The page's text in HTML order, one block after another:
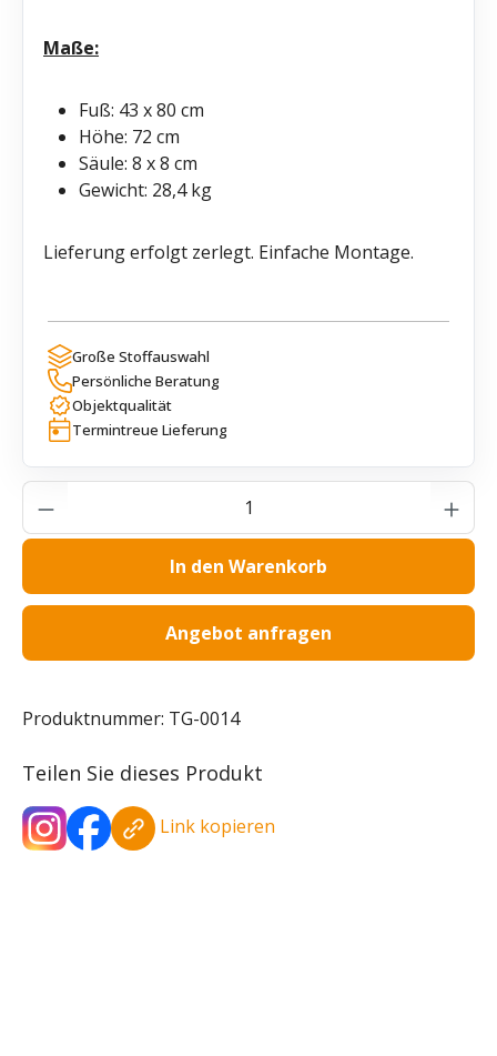
Maße:
Fuß: 43 x 80 cm
Höhe: 72 cm
Säule: 8 x 8 cm
Gewicht: 28,4 kg
Lieferung erfolgt zerlegt. Einfache Montage.
Große Stoffauswahl
Persönliche Beratung
Objektqualität
Termintreue Lieferung
Produkt Anzahl: Gib den gewünschten
In den Warenkorb
Angebot anfragen
Produktnummer: TG-0014
Teilen Sie dieses Produkt
Link kopieren